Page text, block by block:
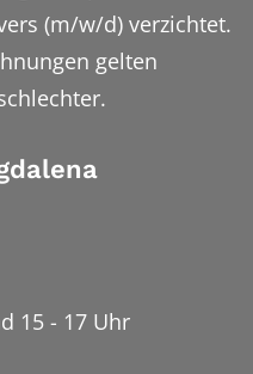
(m/w/d) verzichtet.
gelten
- 17 Uhr